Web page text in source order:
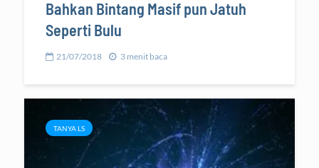
Bahkan Bintang Masif pun Jatuh
Seperti Bulu
21/07/2018 3 menit baca
TANYA LS